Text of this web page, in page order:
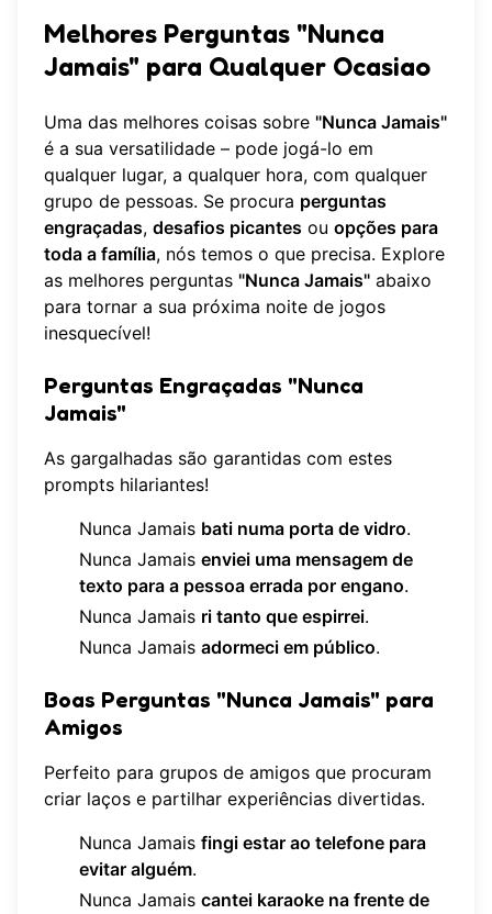
Melhores Perguntas "Nunca
Jamais" para Qualquer Ocasiao
Uma das melhores coisas sobre "Nunca Jamais"
é a sua versatilidade – pode jogá-lo em
qualquer lugar, a qualquer hora, com qualquer
grupo de pessoas. Se procura perguntas
engraçadas, desafios picantes ou opções para
toda a família, nós temos o que precisa. Explore
as melhores perguntas "Nunca Jamais" abaixo
para tornar a sua próxima noite de jogos
inesquecível!
Perguntas Engraçadas "Nunca
Jamais"
As gargalhadas são garantidas com estes
prompts hilariantes!
Nunca Jamais bati numa porta de vidro.
Nunca Jamais enviei uma mensagem de
texto para a pessoa errada por engano.
Nunca Jamais ri tanto que espirrei.
Nunca Jamais adormeci em público.
Boas Perguntas "Nunca Jamais" para
Amigos
Perfeito para grupos de amigos que procuram
criar laços e partilhar experiências divertidas.
Nunca Jamais fingi estar ao telefone para
evitar alguém.
Nunca Jamais cantei karaoke na frente de